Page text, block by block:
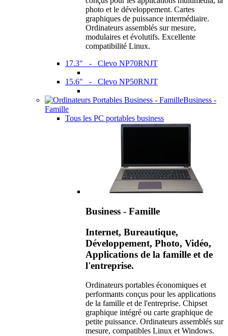
photo et le développement. Cartes
graphiques de puissance intermédiaire.
Ordinateurs assemblés sur mesure,
modulaires et évolutifs. Excellente
compatibilité Linux.
17.3" - Clevo NP70RNJT
15.6" - Clevo NP50RNJT
Business -
Famille
Tous les PC portables business
Business - Famille
Internet, Bureautique,
Développement, Photo, Vidéo,
Applications de la famille et de
l'entreprise.
Ordinateurs portables économiques et
performants conçus pour les applications
de la famille et de l'entreprise. Chipset
graphique intégré ou carte graphique de
petite puissance. Ordinateurs assemblés sur
mesure, compatibles Linux et Windows.